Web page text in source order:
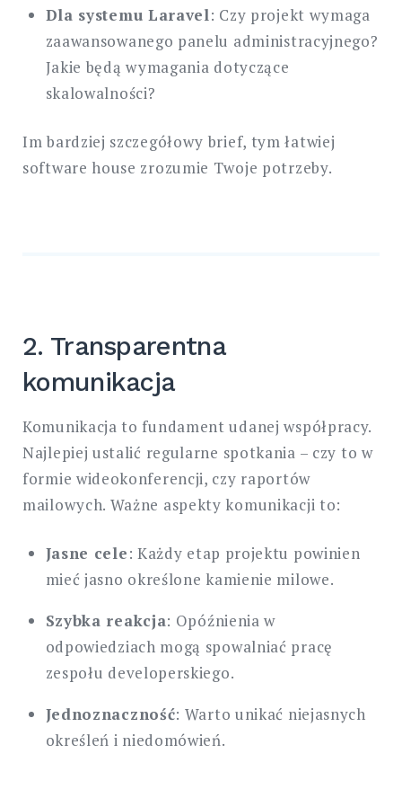
Dla systemu Laravel: Czy projekt wymaga
zaawansowanego panelu administracyjnego?
Jakie będą wymagania dotyczące
skalowalności?
Im bardziej szczegółowy brief, tym łatwiej
software house zrozumie Twoje potrzeby.
2. Transparentna
komunikacja
Komunikacja to fundament udanej współpracy.
Najlepiej ustalić regularne spotkania – czy to w
formie wideokonferencji, czy raportów
mailowych. Ważne aspekty komunikacji to:
Jasne cele: Każdy etap projektu powinien
mieć jasno określone kamienie milowe.
Szybka reakcja: Opóźnienia w
odpowiedziach mogą spowalniać pracę
zespołu developerskiego.
Jednoznaczność: Warto unikać niejasnych
określeń i niedomówień.